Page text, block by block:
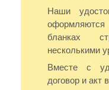
Наши
бланках
несколькими
Вместе с
договор и акт